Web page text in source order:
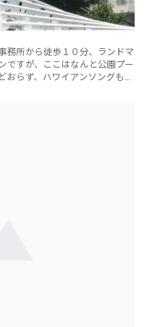
務所から徒歩１０分、ランドマ
ですが、ここはなんと公園プー
おらず、ハワイアンソングも流